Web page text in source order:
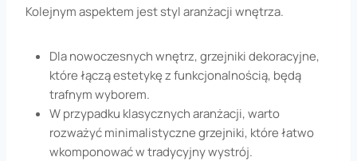
Kolejnym aspektem jest styl aranżacji wnętrza.
Dla nowoczesnych wnętrz, grzejniki dekoracyjne,
które łączą estetykę z funkcjonalnością, będą
trafnym wyborem.
W przypadku klasycznych aranżacji, warto
rozważyć minimalistyczne grzejniki, które łatwo
wkomponować w tradycyjny wystrój.